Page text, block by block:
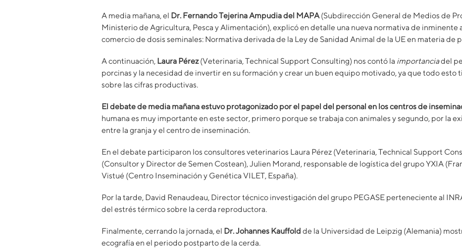
A media mañana, el Dr. Fernando Tejerina Ampudia del MAPA(Subdirección General de Medios de
Ministerio de Agricultura, Pesca y Alimentación), explicó en detalle una nueva normativa de inminente
comercio de dosis seminales: Normativa derivada de la Ley de Sanidad Animal de la UE en materia de
A continuación, Laura Pérez(Veterinaria, Technical Support Consulting) nos contó la importanciadel
porcinas y la necesidad de invertir en su formación y crear un buen equipo motivado, ya que todo
sobre las cifras productivas.
El debate de media mañana estuvo protagonizado por el papel del personal en los centros de
humana es muy importante en este sector, primero porque se trabaja con animales y segundo, por la
entre la granja y el centro de inseminación.
En el debate participaron los consultores veterinarios Laura Pérez (Veterinaria, Technical Support
(Consultor y Director de Semen Costean), Julien Morand, responsable de logística del grupo YXIA
Vistué (Centro Inseminación y Genética VILET, España).
Por la tarde, David Renaudeau, Director técnico investigación del grupo PEGASE perteneciente al
del estrés térmico sobre la cerda reproductora.
Finalmente, cerrando la jornada, el Dr. Johannes Kauffold de la Universidad de Leipzig (Alemania)
ecografía en el periodo postparto de la cerda.